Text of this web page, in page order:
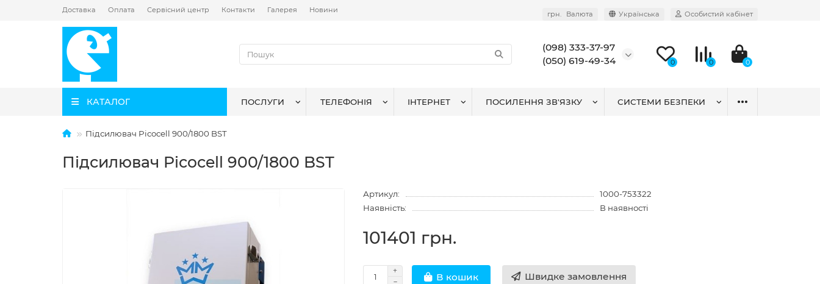
Доставка Оплата Сервісний центр Контакти Галерея Новини грн. Валюта Українська Особистий кабінет
(098) 333-37-97
(050) 619-49-34
0 0 0
КАТАЛОГ ПОСЛУГИ ТЕЛЕФОНІЯ ІНТЕРНЕТ ПОСИЛЕННЯ ЗВ'ЯЗКУ СИСТЕМИ БЕЗПЕКИ
Підсилювач Picocell 900/1800 BST
Підсилювач Picocell 900/1800 BST
Артикул:
1000-753322
Наявність:
В наявності
101401 грн.
В кошик Швидке замовлення